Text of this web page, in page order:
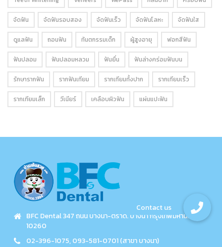
จัดฟัน จัดฟันรอบสอง จัดฟันเร็ว จัดฟันโลหะ จัดฟันใส
ดูแลฟัน ถอนฟัน ทันตกรรมเด็ก ผู้สูงอายุ ฟอกสีฟัน
ฟันปลอม ฟันปลอมหลวม ฟันยื่น ฟันล่างคร่อมฟันบน
รักษารากฟัน รากฟันเทียม รากเทียมทั้งปาก รากเทียมเร็ว
รากเทียมเล็ก วีเนียร์ เคลือบผิวฟัน แผ่นแปะฟัน
BFC Dental 347 ถนน บางนา-ตราด. บางนา กรุงเทพมหานคร
10260
02-396-1075, 093-581-0701 (สาขา บางนา)